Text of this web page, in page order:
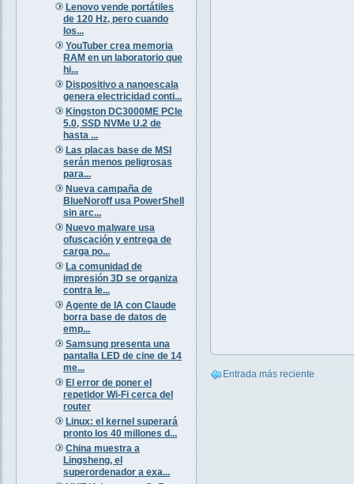
Lenovo vende portátiles
de 120 Hz, pero cuando
los...
YouTuber crea memoria
RAM en un laboratorio que
hi...
Dispositivo a nanoescala
genera electricidad conti...
Kingston DC3000ME PCIe
5.0, SSD NVMe U.2 de
hasta ...
Las placas base de MSI
serán menos peligrosas
para...
Nueva campaña de
BlueNoroff usa PowerShell
sin arc...
Nuevo malware usa
ofuscación y entrega de
carga po...
La comunidad de
impresión 3D se organiza
contra le...
Agente de IA con Claude
borra base de datos de
emp...
Samsung presenta una
pantalla LED de cine de 14
me...
El error de poner el
repetidor Wi-Fi cerca del
router
Linux: el kernel superará
pronto los 40 millones d...
China muestra a
Lingsheng, el
superordenador a exa...
Entrada más reciente